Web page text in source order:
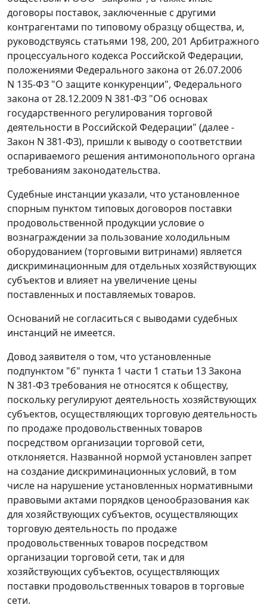
договоры поставок, заключенные с другими
контрагентами по типовому образцу общества, и,
руководствуясь статьями 198, 200, 201 Арбитражного
процессуального кодекса Российской Федерации,
положениями Федерального закона от 26.07.2006
N 135-ФЗ "О защите конкуренции", Федерального
закона от 28.12.2009 N 381-ФЗ "Об основах
государственного регулирования торговой
деятельности в Российской Федерации" (далее -
Закон N 381-ФЗ), пришли к выводу о соответствии
оспариваемого решения антимонопольного органа
требованиям законодательства.
Судебные инстанции указали, что установленное
спорным пунктом типовых договоров поставки
продовольственной продукции условие о
вознаграждении за пользование холодильным
оборудованием (торговыми витринами) является
дискриминационным для отдельных хозяйствующих
субъектов и влияет на увеличение цены
поставленных и поставляемых товаров.
Оснований не согласиться с выводами судебных
инстанций не имеется.
Довод заявителя о том, что установленные
подпунктом "б" пункта 1 части 1 статьи 13Закона
N 381-ФЗ требования не относятся к обществу,
поскольку регулируют деятельность хозяйствующих
субъектов, осуществляющих торговую деятельность
по продаже продовольственных товаров
посредством организации торговой сети,
отклоняется. Названной нормой установлен запрет
на создание дискриминационных условий, в том
числе на нарушение установленных нормативными
правовыми актами порядков ценообразования как
для хозяйствующих субъектов, осуществляющих
торговую деятельность по продаже
продовольственных товаров посредством
организации торговой сети, так и для
хозяйствующих субъектов, осуществляющих
поставки продовольственных товаров в торговые
сети.